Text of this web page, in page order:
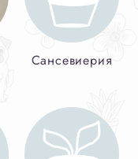
Сансевиерия